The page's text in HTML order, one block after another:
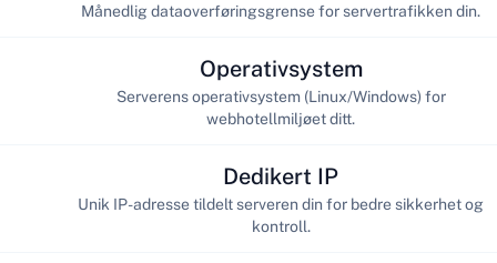
Månedlig dataoverføringsgrense for servertrafikken din.
Operativsystem
Serverens operativsystem (Linux/Windows) for
webhotellmiljøet ditt.
Dedikert IP
Unik IP-adresse tildelt serveren din for bedre sikkerhet og
kontroll.